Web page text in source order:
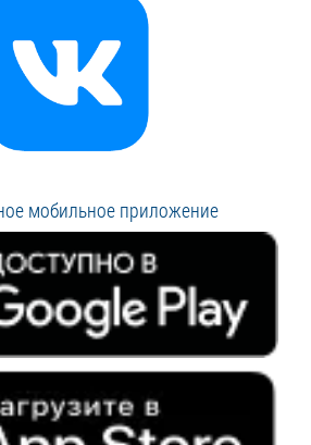
мобильное приложение